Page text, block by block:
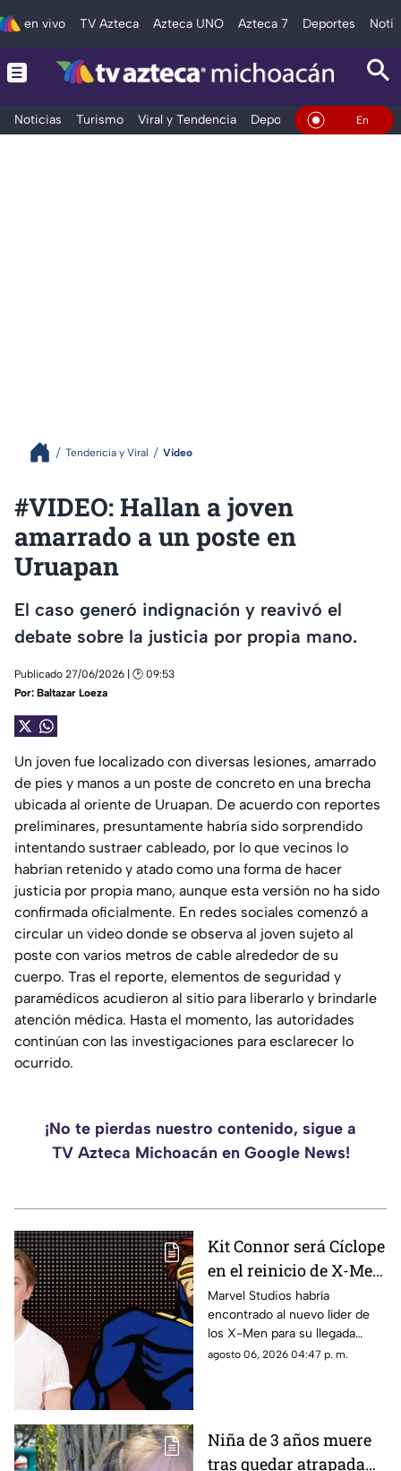
en vivo TV Azteca Azteca UNO Azteca 7 Deportes
Noticias Turismo Viral y Tendencia Deportes Espectáculos
En Vivo
Tendencia y Viral Video
#VIDEO: Hallan a joven
amarrado a un poste en
Uruapan
El caso generó indignación y reavivó el
debate sobre la justicia por propia mano.
Publicado 27/06/2026 | 🕑 09:53
Por: Baltazar Loeza
Un joven fue localizado con diversas lesiones, amarrado
de pies y manos a un poste de concreto en una brecha
ubicada al oriente de Uruapan. De acuerdo con reportes
preliminares, presuntamente habría sido sorprendido
intentando sustraer cableado, por lo que vecinos lo
habrían retenido y atado como una forma de hacer
justicia por propia mano, aunque esta versión no ha sido
confirmada oficialmente. En redes sociales comenzó a
circular un video donde se observa al joven sujeto al
poste con varios metros de cable alrededor de su
cuerpo. Tras el reporte, elementos de seguridad y
paramédicos acudieron al sitio para liberarlo y brindarle
atención médica. Hasta el momento, las autoridades
continúan con las investigaciones para esclarecer lo
ocurrido.
¡No te pierdas nuestro contenido, sigue a
TV Azteca Michoacán en Google News!
Kit Connor será Cíclope
en el reinicio de X-Men
dentro del Universo
Marvel
Marvel Studios habría
encontrado al nuevo líder de
los X-Men para su llegada
oficial al Universo
actor británico Kit Connor fue
elegido para interpretar a Scott
agosto 06, 2026 04:47 p. m.
Niña de 3 años muere
tras quedar atrapada